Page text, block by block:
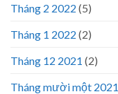
Tháng 2 2022 (5)
Tháng 1 2022 (2)
Tháng 12 2021 (2)
Tháng mười một 2021